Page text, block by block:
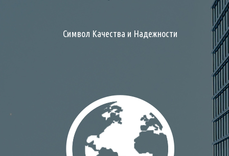
Символ Качества и Надежности